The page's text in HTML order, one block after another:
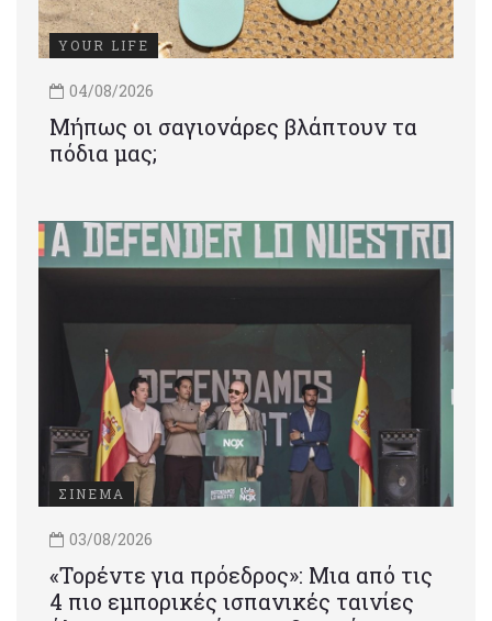
YOUR LIFE
04/08/2026
Μήπως οι σαγιονάρες βλάπτουν τα
πόδια μας;
ΣΙΝΕΜΑ
03/08/2026
«Τορέντε για πρόεδρος»: Mια από τις
4 πιο εμπορικές ισπανικές ταινίες